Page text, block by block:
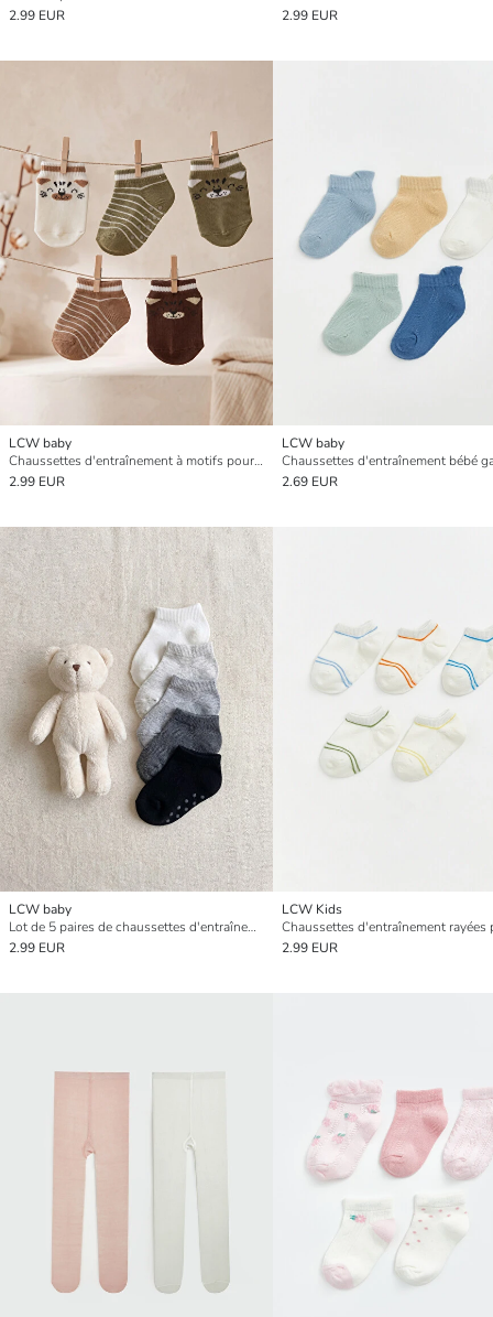
2.99 EUR
2.99 EUR
LCW baby
Chaussettes d'entraînement à motifs pour bébé garçon, lot de 5
2.99 EUR
LCW baby
2.69 EUR
LCW baby
Lot de 5 paires de chaussettes d'entraînement basiques pour bébés garçons
2.99 EUR
LCW Kids
2.99 EUR